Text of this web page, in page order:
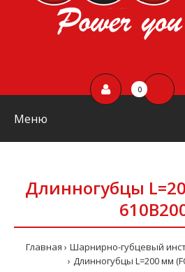
0
Меню
Длинногубцы
Главная Шарнирно-губцевый
Длинногубцы L=200 мм